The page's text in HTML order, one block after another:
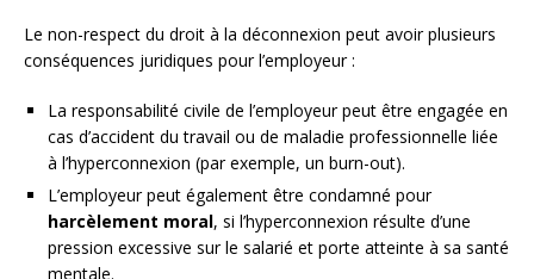
Le non-respect du droit à la déconnexion peut avoir plusieurs
conséquences juridiques pour l’employeur :
La responsabilité civile de l’employeur peut être engagée en
cas d’accident du travail ou de maladie professionnelle liée
à l’hyperconnexion (par exemple, un burn-out).
L’employeur peut également être condamné pour
harcèlement moral, si l’hyperconnexion résulte d’une
pression excessive sur le salarié et porte atteinte à sa santé
mentale.